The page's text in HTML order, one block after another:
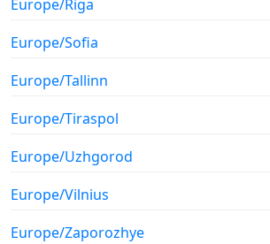
Europe/Riga
Europe/Sofia
Europe/Tallinn
Europe/Tiraspol
Europe/Uzhgorod
Europe/Vilnius
Europe/Zaporozhye